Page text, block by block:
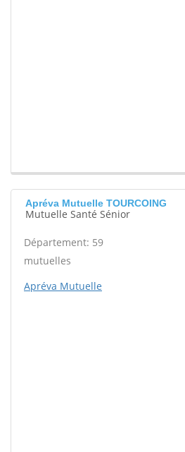
Apréva Mutuelle TOURCOING
Mutuelle Santé Sénior
Département: 59
mutuelles
Apréva Mutuelle